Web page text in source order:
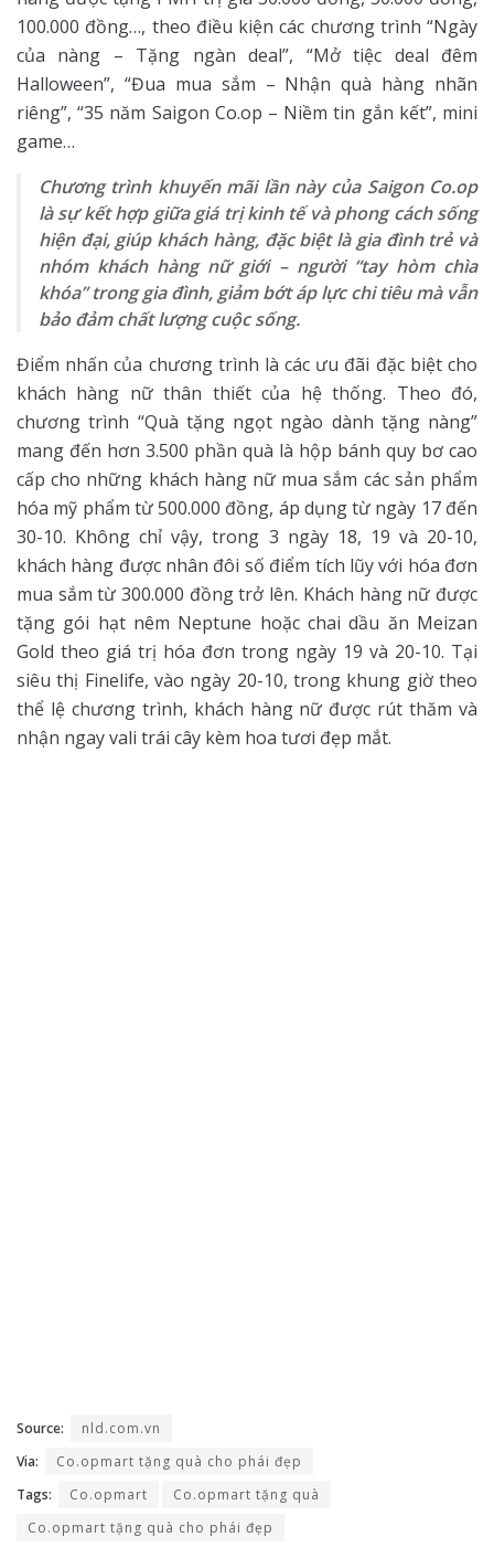
100.000 đồng…, theo điều kiện các chương trình “Ngày
của nàng – Tặng ngàn deal”, “Mở tiệc deal đêm
Halloween”, “Đua mua sắm – Nhận quà hàng nhãn
riêng”, “35 năm Saigon Co.op – Niềm tin gắn kết”, mini
game…
Chương trình khuyến mãi lần này của Saigon Co.op
là sự kết hợp giữa giá trị kinh tế và phong cách sống
hiện đại, giúp khách hàng, đặc biệt là gia đình trẻ và
nhóm khách hàng nữ giới – người “tay hòm chìa
khóa” trong gia đình, giảm bớt áp lực chi tiêu mà vẫn
bảo đảm chất lượng cuộc sống.
Điểm nhấn của chương trình là các ưu đãi đặc biệt cho
khách hàng nữ thân thiết của hệ thống. Theo đó,
chương trình “Quà tặng ngọt ngào dành tặng nàng”
mang đến hơn 3.500 phần quà là hộp bánh quy bơ cao
cấp cho những khách hàng nữ mua sắm các sản phẩm
hóa mỹ phẩm từ 500.000 đồng, áp dụng từ ngày 17 đến
30-10. Không chỉ vậy, trong 3 ngày 18, 19 và 20-10,
khách hàng được nhân đôi số điểm tích lũy với hóa đơn
mua sắm từ 300.000 đồng trở lên. Khách hàng nữ được
tặng gói hạt nêm Neptune hoặc chai dầu ăn Meizan
Gold theo giá trị hóa đơn trong ngày 19 và 20-10. Tại
siêu thị Finelife, vào ngày 20-10, trong khung giờ theo
thể lệ chương trình, khách hàng nữ được rút thăm và
nhận ngay vali trái cây kèm hoa tươi đẹp mắt.
Source:
nld.com.vn
Via:
Co.opmart tặng quà cho phái đẹp
Tags:
Co.opmart
Co.opmart tặng quà
Co.opmart tặng quà cho phái đẹp